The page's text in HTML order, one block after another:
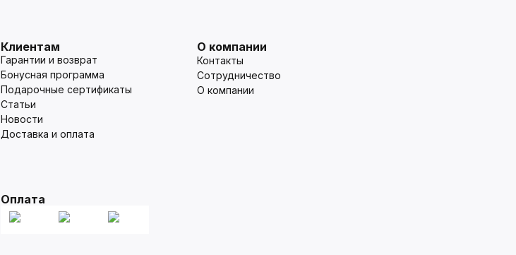
Клиентам
Гарантии и возврат
Бонусная программа
Подарочные сертификаты
Статьи
Новости
Доставка и оплата
О компании
Контакты
Сотрудничество
О компании
Оплата